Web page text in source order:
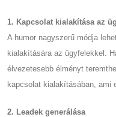
1. Kapcsolat kialakítása az
A humor nagyszerű módja
kialakítására az ügyfelekkel.
élvezetesebb élményt
kapcsolat kialakításában, ami
2. Leadek generálása